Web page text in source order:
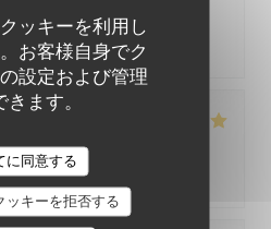
ッキーを利用し
お客様自身でク
設定および管理
きます。
に同意する
ッキーを拒否する
Ne changez rien Merci à
2
メニュー:5/5